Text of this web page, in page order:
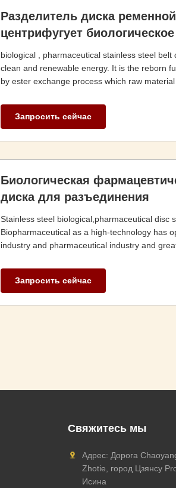
Разделитель диска
центрифугует
biological , pharmaceutical stainless steel
clean and renewable energy. It is the reborn
by ester exchange process which raw material
Запросить сейчас
Биологическая
диска для разъединения
Stainless steel biological,pharmaceutical disc
Biopharmaceutical as a high-technology has
industry and pharmaceutical industry and
Запросить сейчас
Свяжитесь мы
Адрес: Дорога
Zhotie, город Цзянсу
Исина